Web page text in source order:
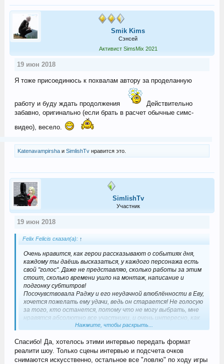
Smik Kims
Сэнсей
Активист SimsMix 2021
19 июн 2018
Я тоже присоединюсь к похвалам автору за проделанную
работу и буду ждать продолжения
Действительно
забавно, оригинально (если брать в расчет обычные симс-
видео), весело.
Katenavampirshaи SimlishTvнравится это.
SimlishTv
Участник
19 июн 2018
Felix Felicis сказал(а): ↑
Очень нравится, как герои рассказывают о событиях дня,
каждому ты даёшь высказаться, у каждого персонажа есть
свой "голос". Даже не представляю, сколько работы за этим
стоит, сколько времени ушло на монтаж, написание и
подгонку субтитров!
Посочувствовала Раджу и его неудачной влюблённости в Еву,
хочется пожелать ему удачи, ведь он старается! Не голосую
за того, кто останется, потому что не могу выбрать, мне
нравятся абсолютно все участники, и очень интересно, как
же они проявят себя дальше в твоём челлендже. Жду
Нажмите, чтобы раскрыть...
Спасибо! Да, хотелось этими интервью передать формат
реалити шоу. Только сцены интервью и подсчета очков
снимаются искусственно, остальное все "ловлю" по ходу игры